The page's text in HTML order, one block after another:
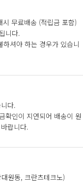
무료배송 (적립금 포함)
니다.
셔야 하는 경우가 있습니
다.
확인이 지연되어 배송이 원
랍니다.
원동, 크란츠테크노)